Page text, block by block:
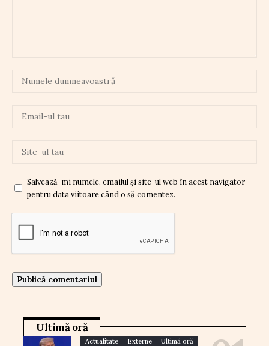
Salvează-mi numele, emailul și site-ul web în acest navigator
pentru data viitoare când o să comentez.
Ultimă oră
Actualitate Externe Ultimă oră